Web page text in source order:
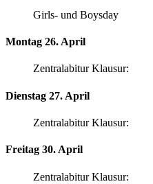
Girls- und Boysday
Montag 26. April
Zentralabitur Klausur:
Dienstag 27. April
Zentralabitur Klausur:
Freitag 30. April
Zentralabitur Klausur: